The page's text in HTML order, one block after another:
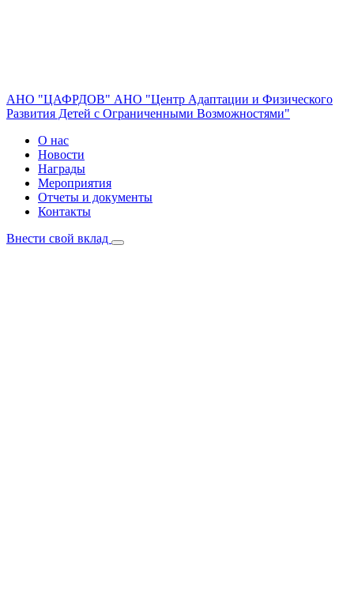
АНО "ЦАФРДОВ" АНО "Центр Адаптации и Физического
Развития Детей с Ограниченными Возможностями"
О нас
Новости
Награды
Мероприятия
Отчеты и документы
Контакты
Внести свой вклад